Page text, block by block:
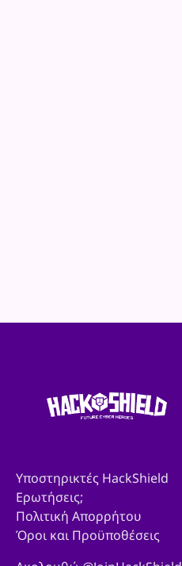
Υποστηρικτές HackShield
Ερωτήσεις;
Πολιτική Απορρήτου
Όροι και Προϋποθέσεις